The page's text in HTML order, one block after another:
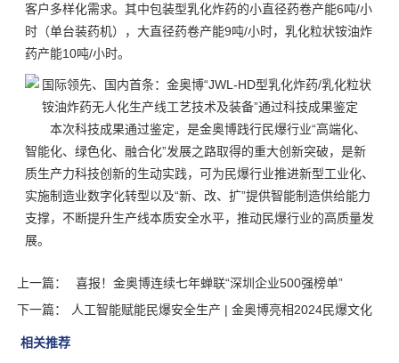
客户多样化需求。其中包装型乳化炸药的小直径药卷产能6吨/小
时（单台装药机），大直径药卷产能9吨/小时，乳化粒状铵油炸
药产能10吨/小时。
本次科技成果通过鉴定，是金奥博践行民爆行业“高端化、
智能化、绿色化、融合化”发展之路取得的重大创新突破，是新
质生产力科技创新的生动实践，可为民爆行业推进新型工业化、
实施制造业数字化转型以及“新、改、扩”提供智能制造供给能力
支撑，不断提升生产线本质安全水平，推动民爆行业的高质量发
展。
上一篇：
喜报！金奥博连续七年蝉联“深圳企业500强榜单”
下一篇：
人工智能赋能民爆安全生产 | 金奥博亮相2024民爆文化
建设...
相关推荐